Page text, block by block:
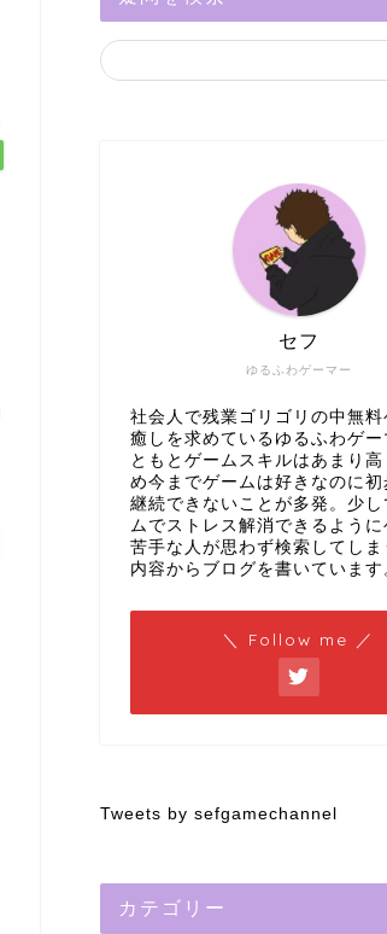
ゆるふわゲーマー
セフ
社会人で残業ゴリゴリの中無料
癒しを求めているゆるふわゲー
ともとゲームスキルはあまり高
め今までゲームは好きなのに初
継続できないことが多発。少し
ムでストレス解消できるように
苦手な人が思わず検索してしま
内容からブログを書いています
＼ Follow me ／
Tweets by sefgamechannel
カテゴリー